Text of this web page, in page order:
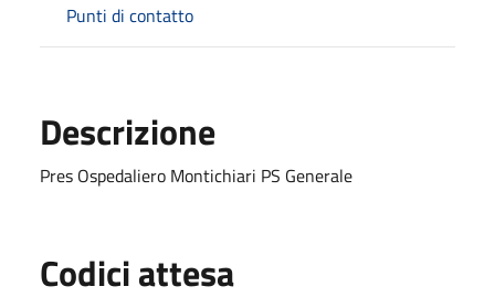
Punti di contatto
Descrizione
Pres Ospedaliero Montichiari PS Generale
Codici attesa